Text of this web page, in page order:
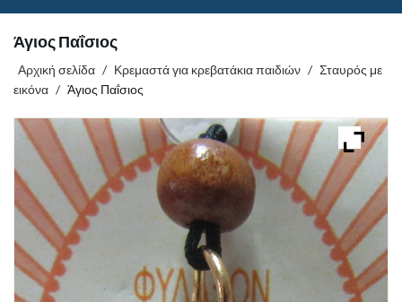
Άγιος Παΐσιος
Αρχική σελίδα / Κρεμαστά για κρεβατάκια παιδιών / Σταυρός με
εικόνα / Άγιος Παΐσιος